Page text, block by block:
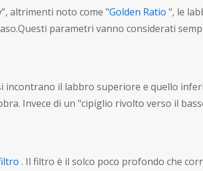
altrimenti noto come "Golden Ratio ", le
parametri vanno considerati
incontrano il labbro superiore e quello
Invece di un "cipiglio rivolto verso il
. Il filtro è il solco poco profondo che